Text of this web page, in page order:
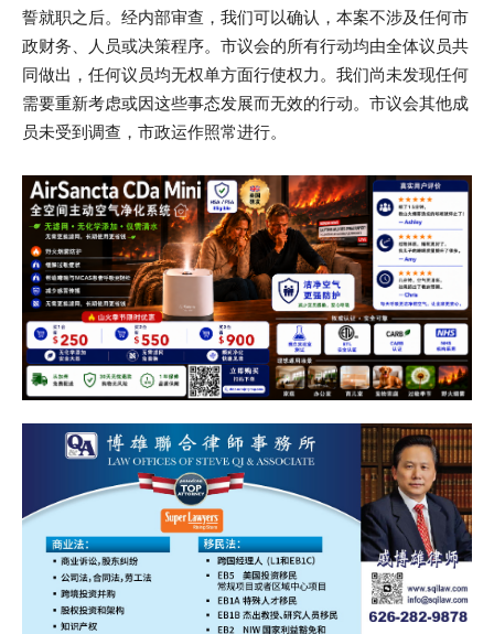
誓就职之后。经内部审查，我们可以确认，本案不涉及任何市
政财务、人员或决策程序。市议会的所有行动均由全体议员共
同做出，任何议员均无权单方面行使权力。我们尚未发现任何
需要重新考虑或因这些事态发展而无效的行动。市议会其他成
员未受到调查，市政运作照常进行。